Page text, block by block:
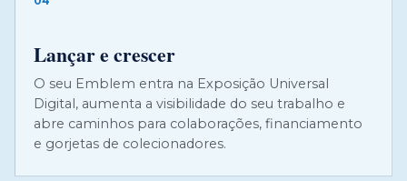
Lançar e crescer
O seu Emblem entra na Exposição Universal
Digital, aumenta a visibilidade do seu trabalho e
abre caminhos para colaborações, financiamento
e gorjetas de colecionadores.